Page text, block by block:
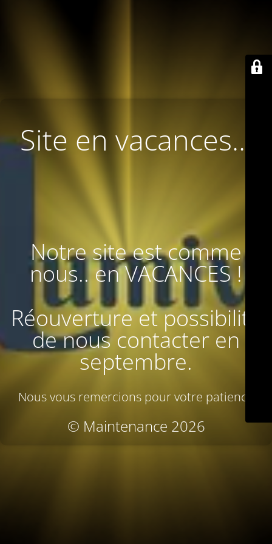
Site en vacances...
Notre site est comme
nous.. en VACANCES !
Réouverture et possibilité
de nous contacter en
septembre.
Nous vous remercions pour votre patience
© Maintenance 2026